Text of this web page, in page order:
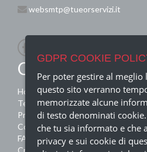
websmtp@tueorservizi.it
QUICK MENU
Home
Termini e condizioni
Privacy Policy
Contatti
FAQ
GDPR COOKIE
Per poter gestire al meglio
questo sito verranno
memorizzate alcune
di testo denominati
che tu sia informato e che
privacy e sui cookie di